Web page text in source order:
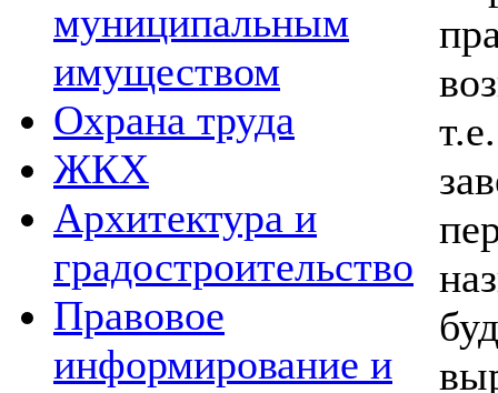
муниципальным
имуществом
Охрана труда
ЖКХ
Архитектура и
градостроительство
Правовое
информирование и